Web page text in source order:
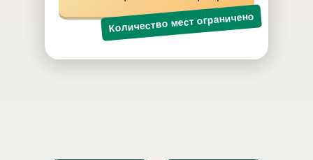
Количество мест ограничено